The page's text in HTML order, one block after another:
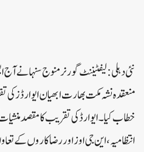
نئی دہلی:لیفٹیننٹ گورنر منوج سنہا نے
منعقدہ نشہ مکت بھارت ابھیان
خطاب کیا ۔ ایوارڈ کی تقریب کا مقصد
انتظامیہ ، این جی اوز اور رضا کاروں کے